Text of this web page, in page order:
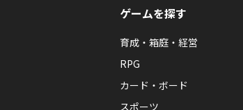
ゲームを探す
育成・箱庭・経営
RPG
カード・ボード
スポーツ